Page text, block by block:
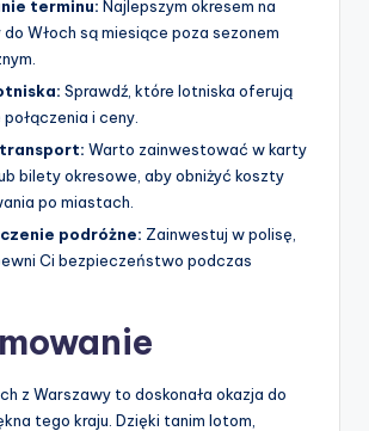
terminu: Najlepszym okresem na
Włoch są miesiące poza sezonem
Sprawdź, które lotniska oferują
i ceny.
Warto zainwestować w karty
bilety okresowe, aby obniżyć koszty
po miastach.
podróżne: Zainwestuj w polisę,
Ci bezpieczeństwo podczas
z Warszawy to doskonała okazja do
tego kraju. Dzięki tanim lotom,